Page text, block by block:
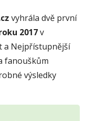
vyhrála dvě první
2017v
a Nejpřístupnější
fanouškům
výsledky